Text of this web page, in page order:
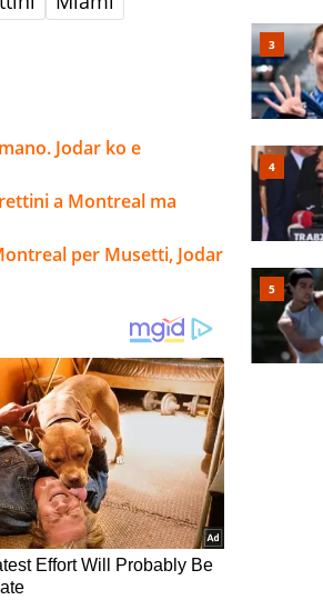
Jodar ko e
a Montreal ma
per Musetti, Jodar